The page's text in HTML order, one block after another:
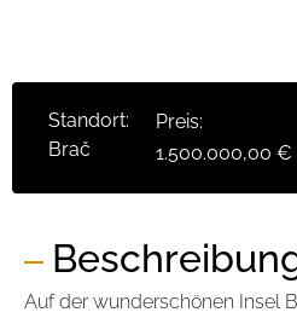
Standort:
Brač
Preis:
1.500.000,00 €
Auf der wunderschönen Insel